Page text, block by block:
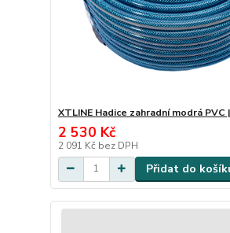
XTLINE Hadice zahradní modrá PVC
2 530 Kč
2 091 Kč bez DPH
Přidat do